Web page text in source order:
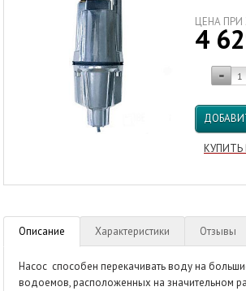
ЦЕНА ПРИ
4
КУПИТЬ
Описание Характеристики Отзывы
Насос способен перекачивать воду на
водоемов, расположенных на значительном